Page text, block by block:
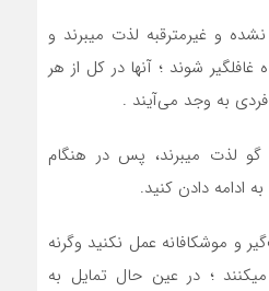
و غيرمترقبه لذت ميبرند و
شوند ؛ آنها در کل از هر
به وجد مي‌آيند .
لذت ميبرند، پس در هنگام
ادامه دادن کنيد.
و موشکافانه عمل نکنيد وگرنه
؛ در عين حال تمايل به